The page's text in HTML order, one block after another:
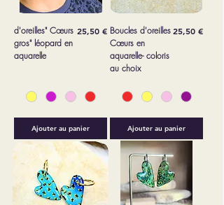
d'oreilles" Cœurs
gros" léopard en
aquarelle
Prix
25,50 €
Ajouter au panier
Boucles d'oreilles
Cœurs en
aquarelle- coloris
au choix
Prix
25,50 €
Ajouter au panier